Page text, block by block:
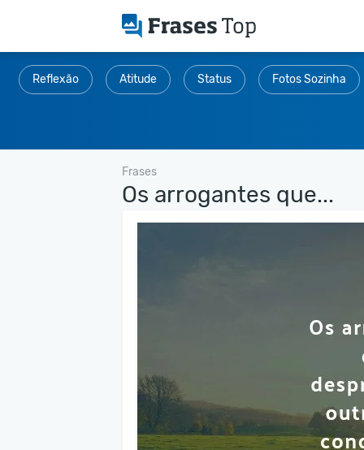
Reflexão Atitude Status Fotos Sozinha
Frases
Os arrogantes que...